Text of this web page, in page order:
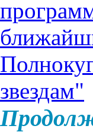
звездам"